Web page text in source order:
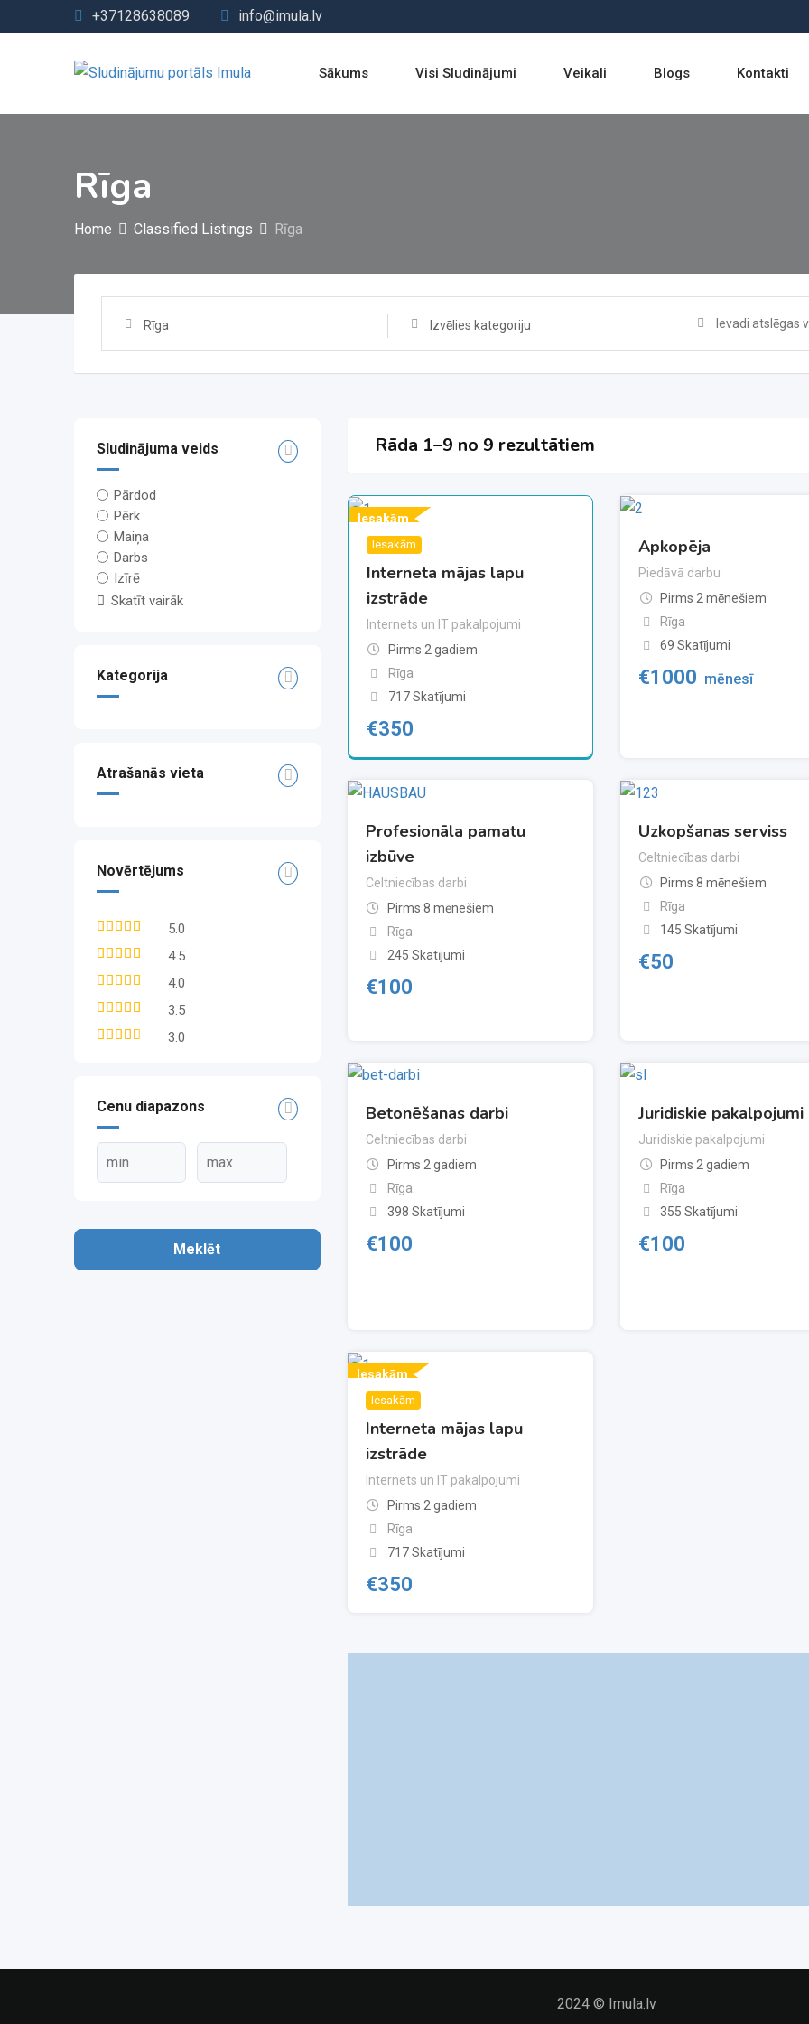
to
+37128638089 info@imula.lv
Sākums Visi Sludinājumi Veikali Blogs Kontakti
Rīga
Home Classified Listings Rīga
Rīga Izvēlies kategoriju
Sludinājuma veids
Pārdod
Pērk
Maiņa
Darbs
Izīrē
Skatīt vairāk
Kategorija
Atrašanās vieta
Novērtējums
5.0
4.5
4.0
3.5
3.0
Cenu diapazons
Meklēt
Rāda 1–9 no 9 rezultātiem
Iesakām
Iesakām
Interneta mājas lapu
izstrāde
Internets un IT pakalpojumi
Pirms 2 gadiem
Rīga
717 Skatījumi
€350
Apkopēja
Piedāvā darbu
Pirms 2 mēnešiem
Rīga
69 Skatījumi
€1000 mēnesī
Profesionāla pamatu
izbūve
Celtniecības darbi
Pirms 8 mēnešiem
Rīga
245 Skatījumi
€100
Uzkopšanas serviss
Celtniecības darbi
Pirms 8 mēnešiem
Rīga
145 Skatījumi
€50
Betonēšanas darbi
Celtniecības darbi
Pirms 2 gadiem
Rīga
398 Skatījumi
€100
Juridiskie pakalpojumi
Juridiskie pakalpojumi
Pirms 2 gadiem
Rīga
355 Skatījumi
€100
Iesakām
Iesakām
Interneta mājas lapu
izstrāde
Internets un IT pakalpojumi
Pirms 2 gadiem
Rīga
717 Skatījumi
€350
2024 © Imula.lv